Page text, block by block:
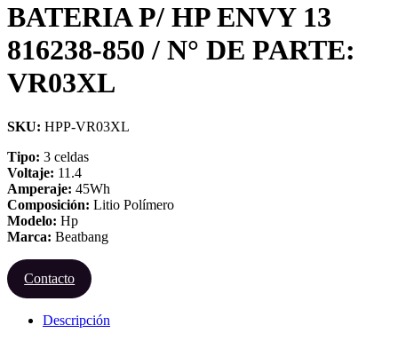
BATERIA P/ HP ENVY 13
816238-850 / N° DE PARTE:
VR03XL
SKU: HPP-VR03XL
Tipo: 3 celdas
Voltaje: 11.4
Amperaje: 45Wh
Composición: Litio Polímero
Modelo: Hp
Marca: Beatbang
Contacto
Descripción